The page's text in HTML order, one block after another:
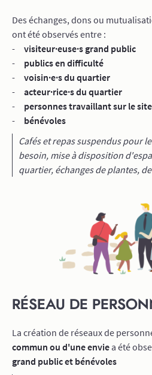
Des échanges, dons ou
ont été observés entre :
visiteur·euse·s grand public
publics en difficulté
voisin·e·s du quartier
acteur·rice·s du quartier
personnes travaillant sur le site
bénévoles
Cafés et repas suspendus pour
besoin, mise à disposition
quartier, échanges de plantes,
RÉSEAU DE
La création de réseaux de
commun ou d'une envie a été
grand public et bénévoles